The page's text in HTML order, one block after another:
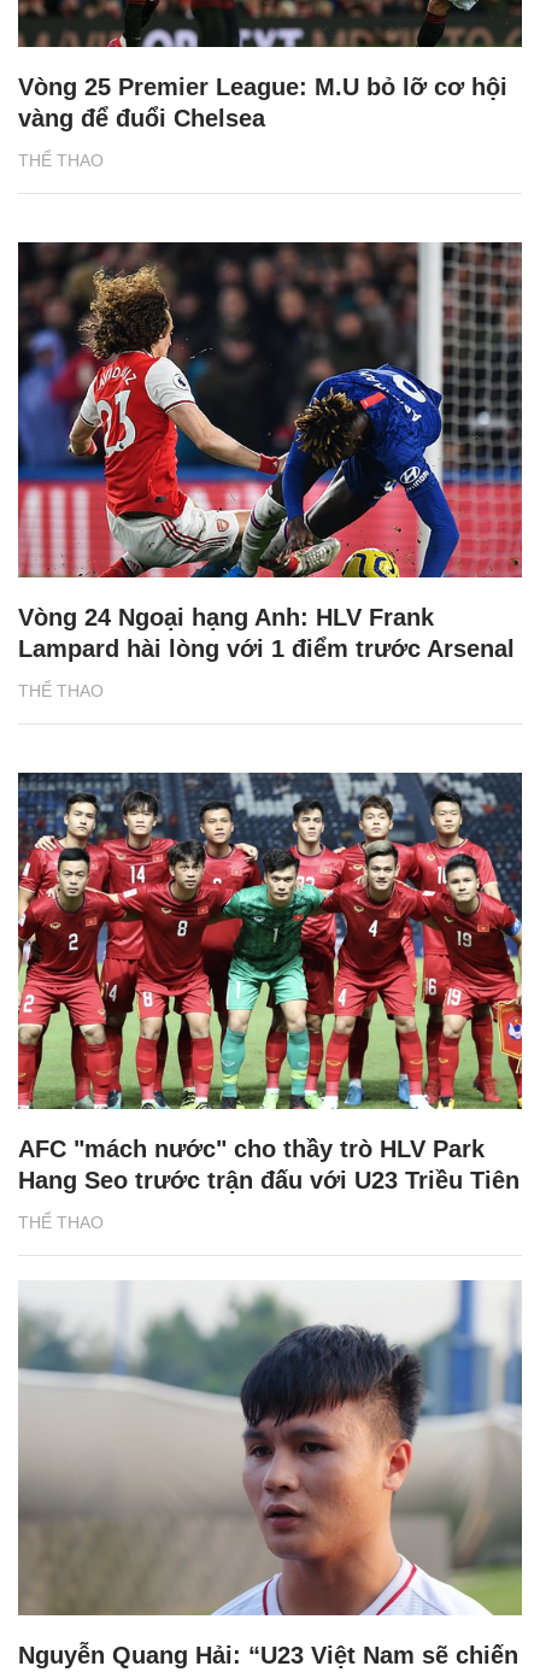
THỂ THAO
Vòng 25 Premier League: M.U bỏ lỡ cơ hội
vàng để đuổi Chelsea
THỂ THAO
Vòng 24 Ngoại hạng Anh: HLV Frank
Lampard hài lòng với 1 điểm trước Arsenal
THỂ THAO
AFC "mách nước" cho thầy trò HLV Park
Hang Seo trước trận đấu với U23 Triều Tiên
Nguyễn Quang Hải: “U23 Việt Nam sẽ chiến